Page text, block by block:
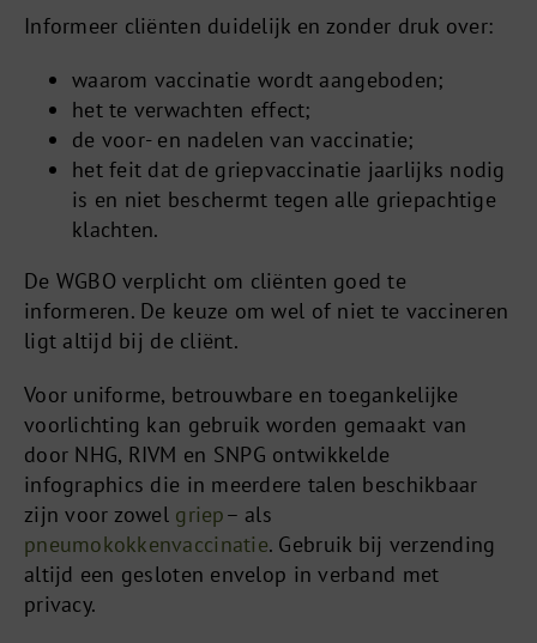
Informeer cliënten duidelijk en zonder druk over:
waarom vaccinatie wordt aangeboden;
het te verwachten effect;
de voor- en nadelen van vaccinatie;
het feit dat de griepvaccinatie jaarlijks nodig
is en niet beschermt tegen alle griepachtige
klachten.
De WGBO verplicht om cliënten goed te
informeren. De keuze om wel of niet te vaccineren
ligt altijd bij de cliënt.
Voor uniforme, betrouwbare en toegankelijke
voorlichting kan gebruik worden gemaakt van
door NHG, RIVM en SNPG ontwikkelde
infographics die in meerdere talen beschikbaar
zijn voor zowel griep– als
pneumokokkenvaccinatie. Gebruik bij verzending
altijd een gesloten envelop in verband met
privacy.